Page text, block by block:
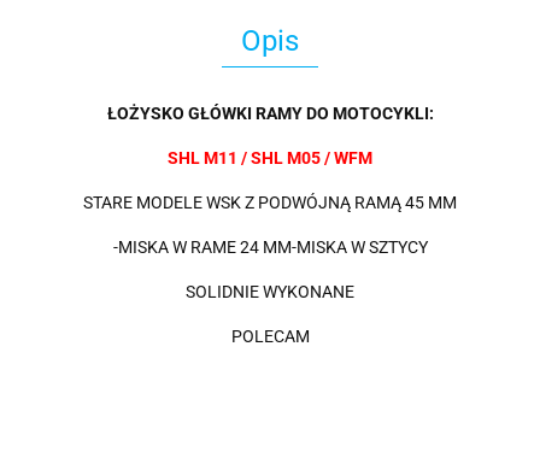
Opis
ŁOŻYSKO GŁÓWKI RAMY DO MOTOCYKLI:
SHL M11 / SHL M05 / WFM
STARE MODELE WSK Z PODWÓJNĄ RAMĄ 45 MM
-MISKA W RAME 24 MM-MISKA W SZTYCY
SOLIDNIE WYKONANE
POLECAM